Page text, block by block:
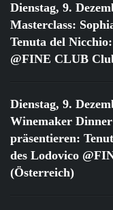
Dienstag, 9.
Masterclass:
Tenuta del
@FINE CLUB
Dienstag, 9.
Winemaker
präsentieren:
des Lodovico
(Österreich)